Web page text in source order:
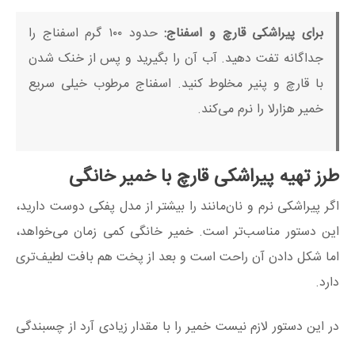
برای پیراشکی قارچ و اسفناج:
حدود ۱۰۰ گرم اسفناج را
جداگانه تفت دهید. آب آن را بگیرید و پس از خنک شدن
با قارچ و پنیر مخلوط کنید. اسفناج مرطوب خیلی سریع
خمیر هزارلا را نرم می‌کند.
طرز تهیه پیراشکی قارچ با خمیر خانگی
اگر پیراشکی نرم و نان‌مانند را بیشتر از مدل پفکی دوست دارید،
این دستور مناسب‌تر است. خمیر خانگی کمی زمان می‌خواهد،
اما شکل دادن آن راحت است و بعد از پخت هم بافت لطیف‌تری
دارد.
در این دستور لازم نیست خمیر را با مقدار زیادی آرد از چسبندگی